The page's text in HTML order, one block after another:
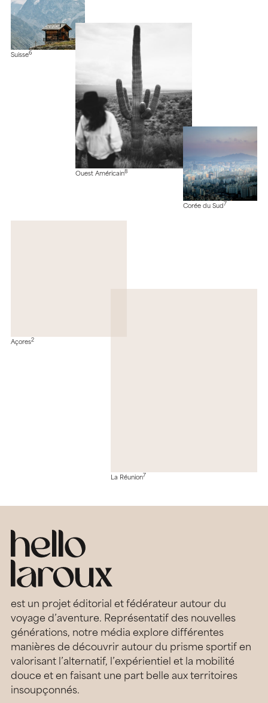
Suisse6
Ouest Américain8
Corée du Sud 7
Açores2
La Réunion7
est un projet éditorial et fédérateur autour du
voyage d’aventure. Représentatif des nouvelles
générations, notre média explore différentes
manières de découvrir autour du prisme sportif en
valorisant l’alternatif, l’expérientiel et la mobilité
douce et en faisant une part belle aux territoires
insoupçonnés.